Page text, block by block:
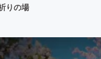
りの場